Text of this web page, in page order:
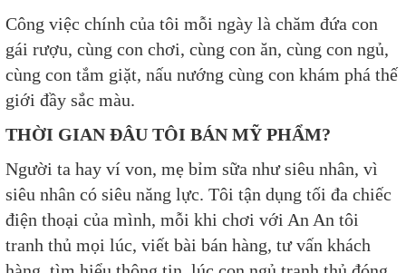
Công việc chính của tôi mỗi ngày là chăm đứa con
gái rượu, cùng con chơi, cùng con ăn, cùng con ngủ,
cùng con tắm giặt, nấu nướng cùng con khám phá thế
giới đầy sắc màu.
THỜI GIAN ĐÂU TÔI BÁN MỸ PHẨM?
Người ta hay ví von, mẹ bỉm sữa như siêu nhân, vì
siêu nhân có siêu năng lực. Tôi tận dụng tối đa chiếc
điện thoại của mình, mỗi khi chơi với An An tôi
tranh thủ mọi lúc, viết bài bán hàng, tư vấn khách